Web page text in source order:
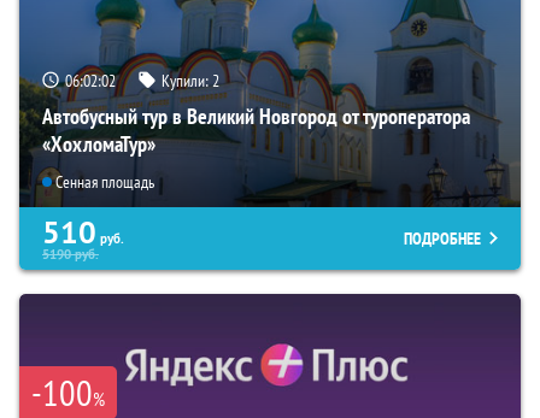
06:02:01 Купили:2
Автобусный тур в Великий Новгород от туроператора
«ХохломаТур»
Сенная площадь
510 руб.
5190руб.
ПОДРОБНЕЕ
-100%